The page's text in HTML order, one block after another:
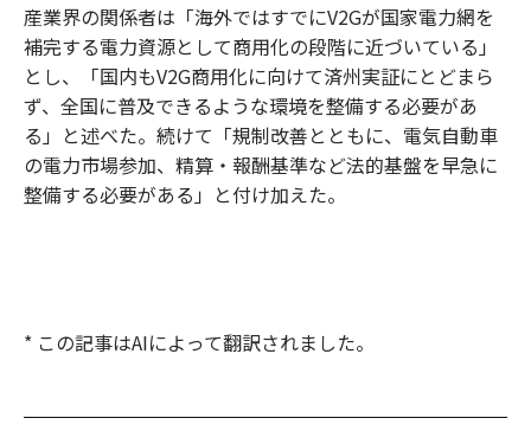
産業界の関係者は「海外ではすでにV2Gが国家電力網を
補完する電力資源として商用化の段階に近づいている」
とし、「国内もV2G商用化に向けて済州実証にとどまら
ず、全国に普及できるような環境を整備する必要があ
る」と述べた。続けて「規制改善とともに、電気自動車
の電力市場参加、精算・報酬基準など法的基盤を早急に
整備する必要がある」と付け加えた。
* この記事はAIによって翻訳されました。